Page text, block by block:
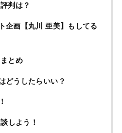
判は？
企画【丸川 亜美】もしてる
とめ
どうしたらいい？
しよう！